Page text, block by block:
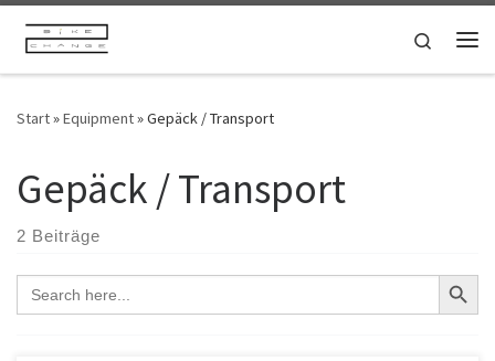
Zum Inhalt springen
Search
Start»Equipment»Gepäck / Transport
Gepäck / Transport
2 Beiträge
Search
for: